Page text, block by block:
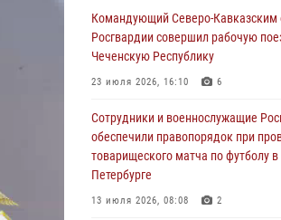
Москве (видео)
08 августа 2026, 14:10 3 1
В ЛНР росгвардейцы провели
спортивной школы
08 августа 2026, 13:00 1
Сотрудники Росгвардии
утренней разминке у стен музея
Командующий Северо-Кавказским
Росгвардии совершил рабочую
Чеченскую Республику
23 июля 2026, 16:10 6
Сотрудники и военнослужащие
обеспечили правопорядок при
товарищеского матча по футболу в
Петербурге
13 июля 2026, 08:08 2